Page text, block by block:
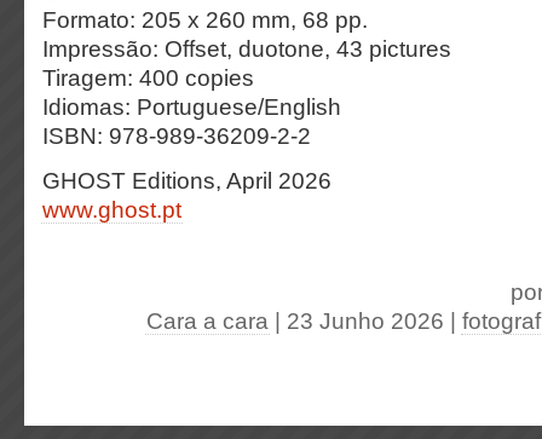
Formato: 205 x 260 mm, 68 pp.
Impressão: Offset, duotone, 43 pictures
Tiragem: 400 copies
Idiomas: Portuguese/English
ISBN: 978-989-36209-2-2
GHOST Editions, April 2026
www.ghost.pt
Cara a cara | 23 Junho 2026